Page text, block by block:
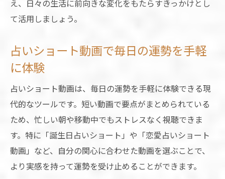
え、日々の生活に前向きな変化をもたらすきっかけとし
て活用しましょう。
占いショート動画で毎日の運勢を手軽
に体験
占いショート動画は、毎日の運勢を手軽に体験できる現
代的なツールです。短い動画で要点がまとめられている
ため、忙しい朝や移動中でもストレスなく視聴できま
す。特に「誕生日占いショート」や「恋愛占いショート
動画」など、自分の関心に合わせた動画を選ぶことで、
より実感を持って運勢を受け止めることができます。